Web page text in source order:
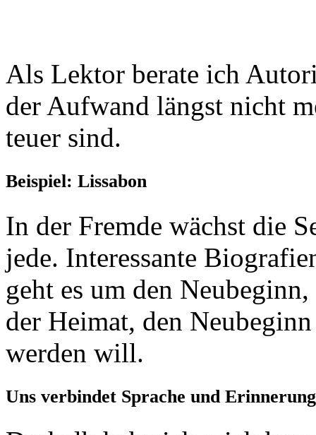
Als Lektor berate ich
der Aufwand längst nicht
teuer sind.
Beispiel: Lissabon
In der Fremde wächst die
jede. Interessante
geht es um den
der Heimat, den
werden will.
Uns verbindet Sprache und Erinnerung